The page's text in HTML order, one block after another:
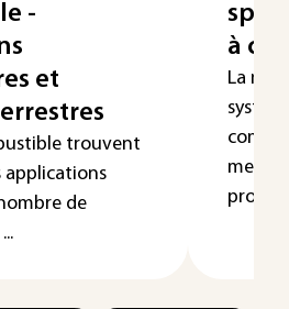
-
et
trouvent
applications
de
à
La